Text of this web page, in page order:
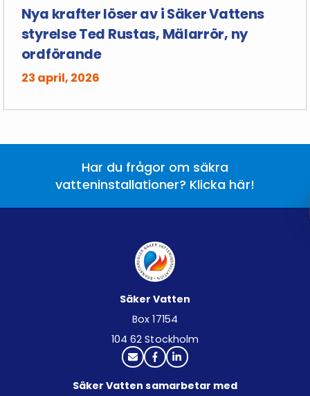
23 april, 2026
Nya krafter löser av i Säker Vattens
styrelse Ted Rustas, Mälarrör, ny
ordförande
Har du frågor om säkra
vatteninstallationer? Klicka här!
Säker Vatten
Box 17154
104 62 Stockholm
Säker Vatten samarbetar med